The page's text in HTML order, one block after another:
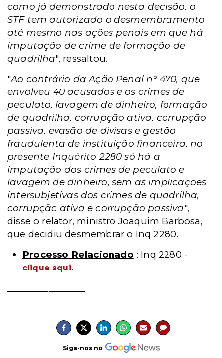
como já demonstrado nesta decisão, o
STF tem autorizado o desmembramento
até mesmo nas ações penais em que há
imputação de crime de formação de
quadrilha", ressaltou.
"Ao contrário da Ação Penal n° 470, que
envolveu 40 acusados e os crimes de
peculato, lavagem de dinheiro, formação
de quadrilha, corrupção ativa, corrupção
passiva, evasão de divisas e gestão
fraudulenta de instituição financeira, no
presente Inquérito 2280 só há a
imputação dos crimes de peculato e
lavagem de dinheiro, sem as implicações
intersubjetivas dos crimes de quadrilha,
corrupção ativa e corrupção passiva",
disse o relator, ministro Joaquim Barbosa,
que decidiu desmembrar o Inq 2280.
Processo Relacionado : Inq 2280 -
clique aqui.
Siga-nos no